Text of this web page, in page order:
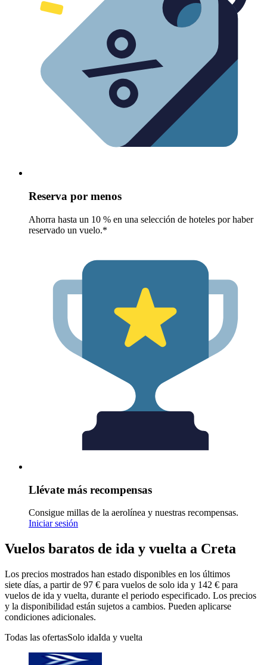
Reserva por menos
Ahorra hasta un 10 % en una selección de hoteles por haber
reservado un vuelo.*
Llévate más recompensas
Consigue millas de la aerolínea y nuestras recompensas.
Iniciar sesión
Vuelos baratos de ida y vuelta a Creta
Los precios mostrados han estado disponibles en los últimos
siete días, a partir de 97 € para vuelos de solo ida y 142 € para
vuelos de ida y vuelta, durante el periodo especificado. Los precios
y la disponibilidad están sujetos a cambios. Pueden aplicarse
condiciones adicionales.
Todas las ofertasSolo idaIda y vuelta